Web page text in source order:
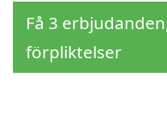
Få 3
förpliktelser